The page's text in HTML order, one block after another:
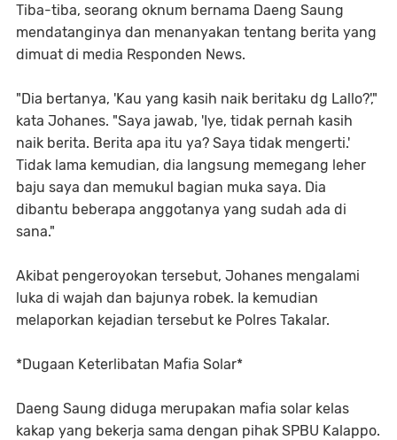
Tiba-tiba, seorang oknum bernama Daeng Saung
mendatanginya dan menanyakan tentang berita yang
dimuat di media Responden News.
"Dia bertanya, 'Kau yang kasih naik beritaku dg Lallo?',"
kata Johanes. "Saya jawab, 'Iye, tidak pernah kasih
naik berita. Berita apa itu ya? Saya tidak mengerti.'
Tidak lama kemudian, dia langsung memegang leher
baju saya dan memukul bagian muka saya. Dia
dibantu beberapa anggotanya yang sudah ada di
sana."
Akibat pengeroyokan tersebut, Johanes mengalami
luka di wajah dan bajunya robek. Ia kemudian
melaporkan kejadian tersebut ke Polres Takalar.
*Dugaan Keterlibatan Mafia Solar*
Daeng Saung diduga merupakan mafia solar kelas
kakap yang bekerja sama dengan pihak SPBU Kalappo.